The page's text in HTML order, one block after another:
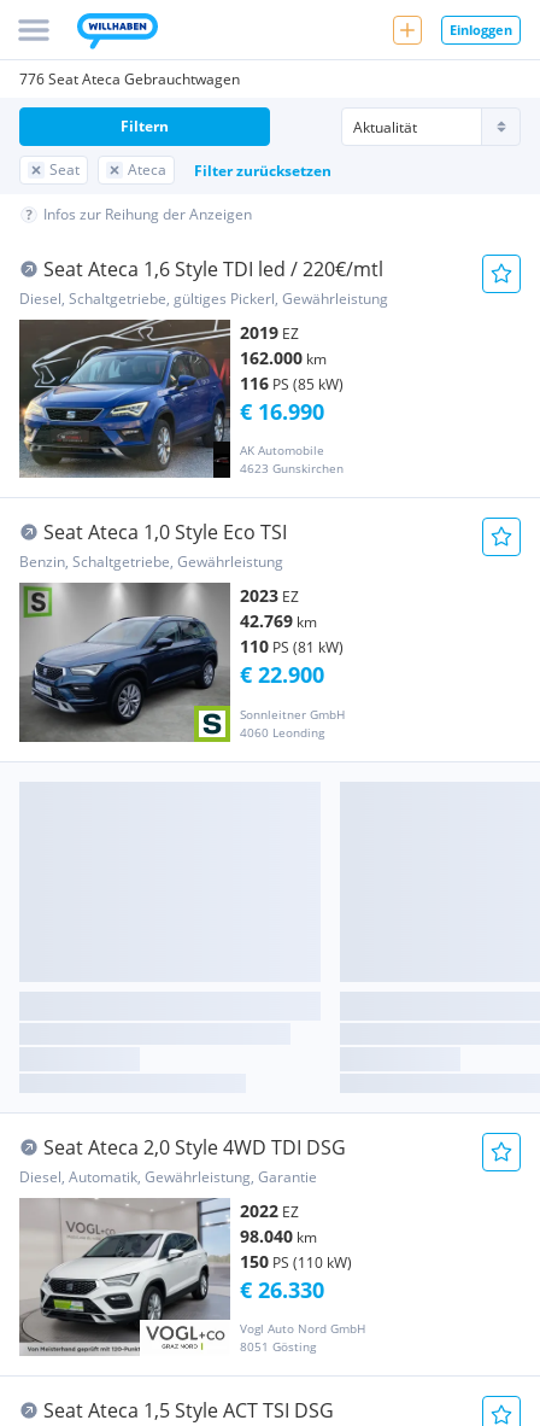
Einloggen
776 Seat Ateca Gebrauchtwagen
Seat Ateca Filter zurücksetzen
Filtern
Infos zur Reihung der Anzeigen
Seat Ateca 1,6 Style TDI led / 220€/mtl
Diesel, Schaltgetriebe, gültiges Pickerl, Gewährleistung
2019 EZ
162.000 km
116 PS (85 kW)
AK Automobile
4623 Gunskirchen
€ 16.990
Seat Ateca 1,0 Style Eco TSI
Benzin, Schaltgetriebe, Gewährleistung
2023 EZ
42.769 km
110 PS (81 kW)
Sonnleitner GmbH
4060 Leonding
€ 22.900
Seat Ateca 2,0 Style 4WD TDI DSG
Diesel, Automatik, Gewährleistung, Garantie
2022 EZ
98.040 km
150 PS (110 kW)
Vogl Auto Nord GmbH
8051 Gösting
€ 26.330
Seat Ateca 1,5 Style ACT TSI DSG